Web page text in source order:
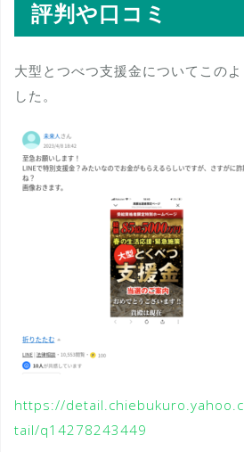
評判や口コミ
大型とつべつ支援金についてこの
した。
https://
tail/q14278243449